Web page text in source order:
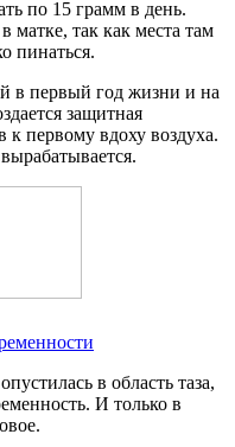
по 15 грамм в день.
матке, так как места там
пинаться.
в первый год жизни и на
защитная
к первому вдоху воздуха.
в область таза,
И только в